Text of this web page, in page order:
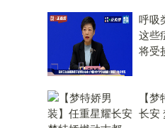
呼吸
这些
将受
【
长安